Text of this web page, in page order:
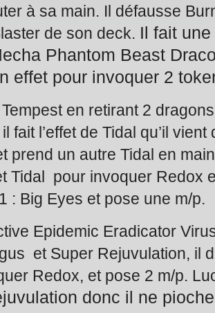
à sa main. Il défausse
de son deck. Il fait
Phantom Beast
effet pour invoquer 2
en retirant 2
fait l’effet de Tidal qu’il
prend un autre Tidal en
Tidal pour invoquer Redox
: Big Eyes et pose une m/p.
Epidemic Eradicator
et Super Rejuvulation, il
Redox, et pose 2 m/p.
donc il ne